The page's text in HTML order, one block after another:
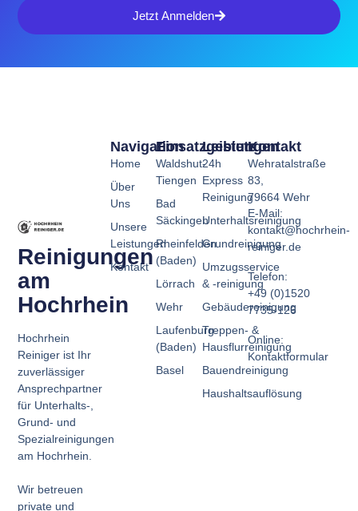
Jetzt Anmelden
Reinigungen
am
Hochrhein
Hochrhein
Reiniger ist Ihr
zuverlässiger
Ansprechpartner
für Unterhalts-,
Grund- und
Spezialreinigungen
am Hochrhein.
Wir betreuen
private und
Leistungen
24h
Express
Reinigung
Unterhaltsreinigung
Grundreinigung
Umzugsservice
& -reinigung
Gebäudereinigung
Treppen- &
Hausflurreinigung
Bauendreinigung
Haushaltsauflösung
Einsatzgebiete
Waldshut-
Tiengen
Bad
Säckingen
Rheinfelden
(Baden)
Lörrach
Wehr
Laufenburg
(Baden)
Basel
Navigation
Home
Über
Uns
Unsere
Leistungen
Kontakt
Kontakt
Wehratalstraße
83,
79664 Wehr
E-Mail:
kontakt@hochrhein-
reiniger.de
Telefon:
+49 (0)1520
7735-126
Online:
Kontaktformular